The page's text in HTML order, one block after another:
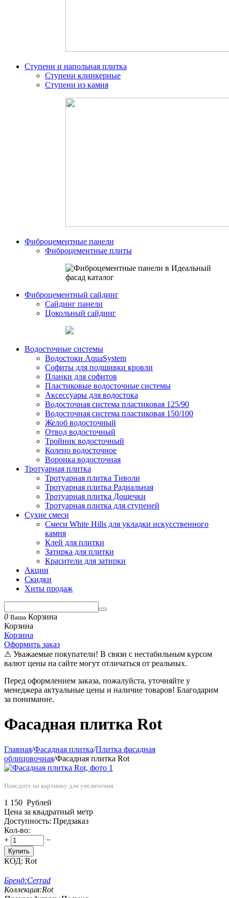
Ступени и напольная плитка
Ступени клинкерные
Ступени из камня
Фиброцементные панели
Фиброцементные плиты
Фиброцементный сайдинг
Сайдинг панели
Цокольный сайдинг
Водосточные системы
Водостоки AquaSystem
Софиты для подшивки кровли
Планки для софитов
Пластиковые водосточные системы
Аксессуары для водостока
Водосточная система пластиковая 125/90
Водосточная система пластиковая 150/100
Желоб водосточный
Отвод водосточный
Тройник водосточный
Колено водосточное
Воронка водосточная
Тротуарная плитка
Тротуарная плитка Тиволи
Тротуарная плитка Радиальная
Тротуарная плитка Дощечки
Тротуарная плитка для ступеней
Сухие смеси
Смеси White Hills для укладки искусственного
камня
Клей для плитки
Затирка для плитки
Красители для затирки
Акции
Скидки
Хиты продаж
0 Ваша Корзина
Корзина
Корзина
Оформить заказ
⚠ Уважаемые покупатели! В связи с нестабильным курсом
валют цены на сайте могут отличаться от реальных.
Перед оформлением заказа, пожалуйста, уточняйте у
менеджера актуальные цены и наличие товаров! Благодарим
за понимание.
Фасадная плитка Rot
Главная/Фасадная плитка/Плитка фасадная
облицовочная/Фасадная плитка Rot
Наведите на картинку для увеличения
1 150 Рублей
Цена за квадратный метр
Доступность: Предзаказ
Кол-во:
+
−
Купить
КОД: Rot
Бренд:Cerrad
Коллекция:Rot